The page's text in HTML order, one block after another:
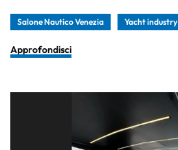
Salone Nautico Venezia Yacht industry
Approfondisci